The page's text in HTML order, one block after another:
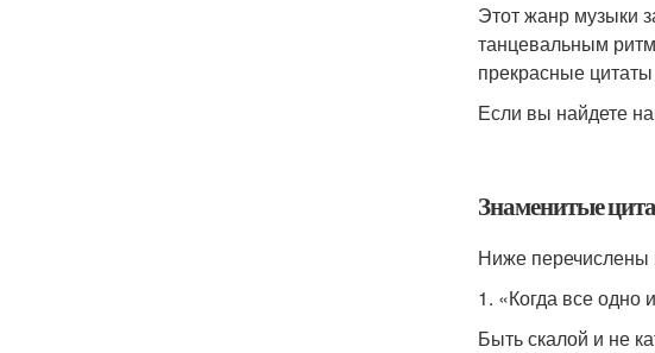
Этот жанр музыки
танцевальным
прекрасные
Если вы найдете
Знаменитые
Ниже перечислены
1. «Когда все одно
Быть скалой и не